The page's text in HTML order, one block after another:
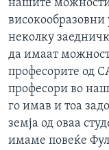
нашите
високообразовни
неколку
да имаат
професорите од
професори во
го имав и тоа
земја од оваа
имаме повеќе